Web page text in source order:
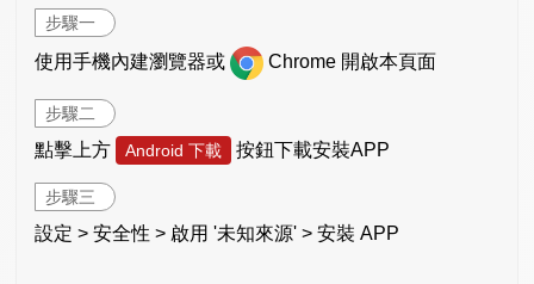
步驟一
使用手機內建瀏覽器或 Chrome 開啟本頁面
步驟二
點擊上方 Android 下載 按鈕下載安裝APP
步驟三
設定 > 安全性 > 啟用 '未知來源' > 安裝 APP